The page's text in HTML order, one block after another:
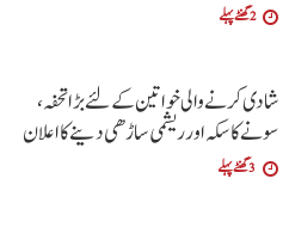
2 گھنٹے پہلے
شادی کرنے والی خواتین کےلئے بڑا تحفہ،
سونے کا سکہ اور ریشمی ساڑھی دینے کا اعلان
3 گھنٹے پہلے